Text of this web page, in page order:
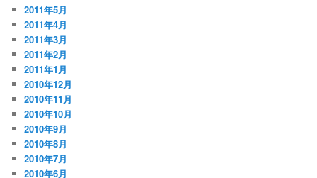
2011年5月
2011年4月
2011年3月
2011年2月
2011年1月
2010年12月
2010年11月
2010年10月
2010年9月
2010年8月
2010年7月
2010年6月